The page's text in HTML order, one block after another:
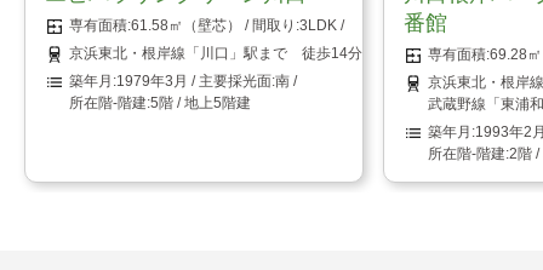
61.58㎡（壁芯）
3LDK
京浜東北・根岸線「川口」駅まで 徒歩14分
1979年3月
南
5階 / 地上5階建
番館
69.28
京浜東北・根岸
武蔵野線「東浦
1993年2
2階 /